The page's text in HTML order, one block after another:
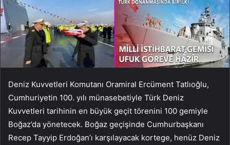
Deniz Kuvvetleri Komutanı Oramiral Ercüment Tatlıoğlu,
Cumhuriyetin 100. yılı münasebetiyle Türk Deniz
Kuvvetleri tarihinin en büyük geçit törenini 100 gemiyle
Boğaz’da yönetecek. Boğaz geçişinde Cumhurbaşkanı
Recep Tayyip Erdoğan’ı karşılayacak kortege, henüz Deniz